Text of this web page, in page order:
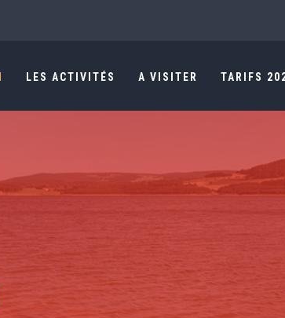
LES ACTIVITÉS A VISITER TARIFS